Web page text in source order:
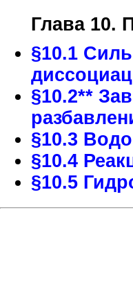
Глава 10.
§10.1
§10.2**
§10.3
§10.4
§10.5